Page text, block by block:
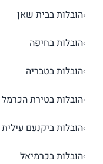
›הובלות בבית שאן
›הובלות בחיפה
›הובלות בטבריה
›הובלות בטירת הכרמל
›הובלות ביקנעם עילית
›הובלות בכרמיאל